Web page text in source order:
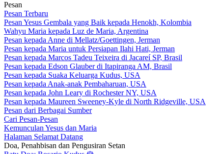
Pesan
Pesan Terbaru
Pesan Yesus Gembala yang Baik kepada Henokh, Kolombia
Wahyu Maria kepada Luz de Maria, Argentina
Pesan kepada Anne di Mellatz/Goettingen, Jerman
Pesan kepada Maria untuk Persiapan Ilahi Hati, Jerman
Pesan kepada Marcos Tadeu Teixeira di Jacareí SP, Brasil
Pesan kepada Edson Glauber di Itapiranga AM, Brasil
Pesan kepada Suaka Keluarga Kudus, USA
Pesan kepada Anak-anak Pembaharuan, USA
Pesan kepada John Leary di Rochester NY, USA
Pesan kepada Maureen Sweeney-Kyle di North Ridgeville, USA
Pesan dari Berbagai Sumber
Cari Pesan-Pesan
Kemunculan Yesus dan Maria
Halaman Selamat Datang
Doa, Penahbisan dan Pengusiran Setan